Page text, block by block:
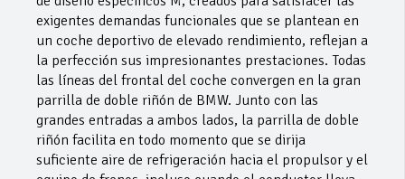
exigentes demandas funcionales que se plantean en
un coche deportivo de elevado rendimiento, reflejan a
la perfección sus impresionantes prestaciones. Todas
las líneas del frontal del coche convergen en la gran
parrilla de doble riñón de BMW. Junto con las
grandes entradas a ambos lados, la parrilla de doble
riñón facilita en todo momento que se dirija
suficiente aire de refrigeración hacia el propulsor y el